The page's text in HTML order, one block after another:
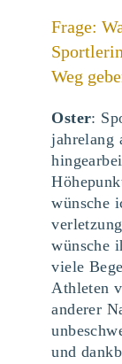
Frage:
Weg
Oster:
jahrelang
wünsche
wünsche
viele
Athleten
anderer
und